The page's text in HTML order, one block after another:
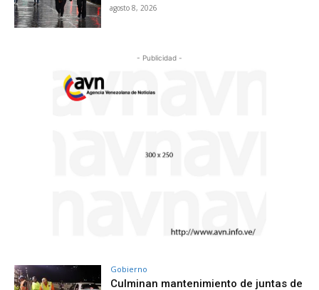
agosto 8, 2026
- Publicidad -
Gobierno
Culminan mantenimiento de juntas de